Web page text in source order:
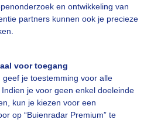
en ontwikkeling van
partners kunnen ook je precieze
voor toegang
je toestemming voor alle
je voor geen enkel doeleinde
kun je kiezen voor een
op “Buienradar Premium” te